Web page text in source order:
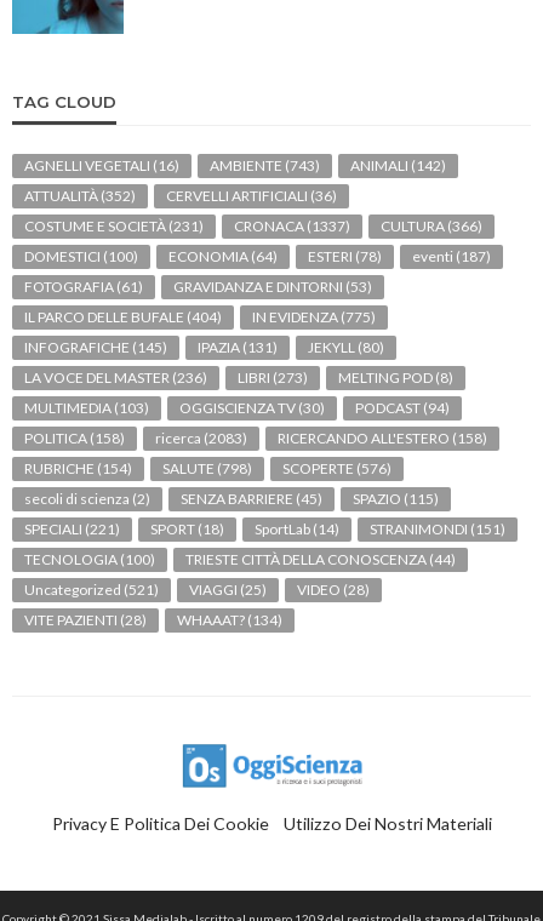
TAG CLOUD
AGNELLI VEGETALI (16) AMBIENTE (743) ANIMALI (142)
ATTUALITÀ (352) CERVELLI ARTIFICIALI (36)
COSTUME E SOCIETÀ (231) CRONACA (1337) CULTURA (366)
DOMESTICI (100) ECONOMIA (64) ESTERI (78) eventi (187)
FOTOGRAFIA (61) GRAVIDANZA E DINTORNI (53)
IL PARCO DELLE BUFALE (404) IN EVIDENZA (775)
INFOGRAFICHE (145) IPAZIA (131) JEKYLL (80)
LA VOCE DEL MASTER (236) LIBRI (273) MELTING POD (8)
MULTIMEDIA (103) OGGISCIENZA TV (30) PODCAST (94)
POLITICA (158) ricerca (2083) RICERCANDO ALL'ESTERO (158)
RUBRICHE (154) SALUTE (798) SCOPERTE (576)
secoli di scienza (2) SENZA BARRIERE (45) SPAZIO (115)
SPECIALI (221) SPORT (18) SportLab (14) STRANIMONDI (151)
TECNOLOGIA (100) TRIESTE CITTÀ DELLA CONOSCENZA (44)
Uncategorized (521) VIAGGI (25) VIDEO (28)
VITE PAZIENTI (28) WHAAAT? (134)
Privacy E Politica Dei Cookie Utilizzo Dei Nostri Materiali